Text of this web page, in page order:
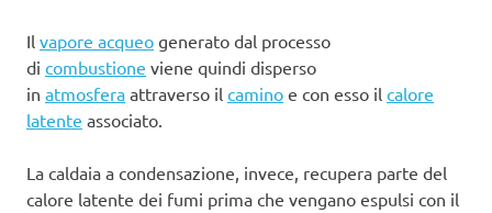
Il vapore acqueo generato dal processo
di combustione viene quindi disperso
in atmosfera attraverso il camino e con esso il calore
latente associato.
La caldaia a condensazione, invece, recupera parte del
calore latente dei fumi prima che vengano espulsi con il